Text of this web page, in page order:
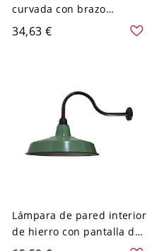
curvada con brazo
envuelto en cuerda, estilo
industrial, con una sola
34,63 €
Lámpara de pared interior
de hierro con pantalla de
granero vintage de 14" de